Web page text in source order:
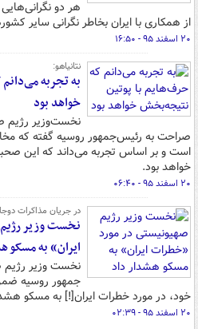
هر دو
از همکاری با ایران بخاطر نگرانی سایر
۲۰ اسفند ۹۵ - ۱۶:۵۰
نتانیاهو:
به تجربه
خواهد بود
نخست‌وزیر رژیم
صراحت به رئیس‌جمهور روسیه گفته که
است و بر اساس تجربه می‌داند که این
خواهد بود.
۲۰ اسفند ۹۵ - ۰۶:۴۰
در جریان مذاکرات
نخست وزیر
ایران» به مسکو
نخست وزیر رژیم
جمهور روسیه
خود، در مورد خطرات ایران[!] به مسکو
۲۰ اسفند ۹۵ - ۰۲:۳۹